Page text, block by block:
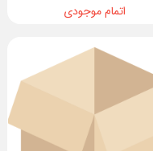
اتمام موجودی